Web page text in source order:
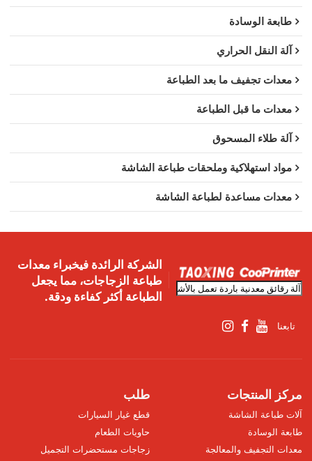
طابعة الوسادة
آلة النقل الحراري
معدات تجفيف ما بعد الطباعة
معدات ما قبل الطباعة
آلة طلاء المسحوق
مواد استهلاكية وملحقات طباعة الشاشة
معدات مساعدة لطباعة الشاشة
الشركة الرائدة فيخبراء معدات
طباعة الزجاجات، مما يجعل
الطباعة أكثر كفاءة ودقة.
تابعنا
مركز المنتجات
آلات طباعة الشاشة
طابعة الوسادة
معدات التجفيف والمعالجة
طلب
قطع غيار السيارات
حاويات الطعام
زجاجات مستحضرات التجميل